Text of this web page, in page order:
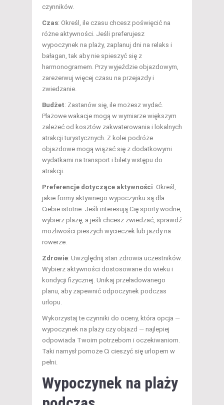
czynników.
Czas: Określ, ile czasu chcesz poświęcić na
różne aktywności. Jeśli preferujesz
wypoczynek na plaży, zaplanuj dni na relaks i
bałagan, tak aby nie spieszyć się z
harmonogramem. Przy wyjeździe objazdowym,
zarezerwuj więcej czasu na przejazdy i
zwiedzanie.
Budżet: Zastanów się, ile możesz wydać.
Plażowe wakacje mogą w wymiarze większym
zależeć od kosztów zakwaterowania i lokalnych
atrakcji turystycznych. Z kolei podróże
objazdowe mogą wiązać się z dodatkowymi
wydatkami na transport i bilety wstępu do
atrakcji.
Preferencje dotyczące aktywności: Określ,
jakie formy aktywnego wypoczynku są dla
Ciebie istotne. Jeśli interesują Cię sporty wodne,
wybierz plażę, a jeśli chcesz zwiedzać, sprawdź
możliwości pieszych wycieczek lub jazdy na
rowerze.
Zdrowie: Uwzględnij stan zdrowia uczestników.
Wybierz aktywności dostosowane do wieku i
kondycji fizycznej. Unikaj przeładowanego
planu, aby zapewnić odpoczynek podczas
urlopu.
Wykorzystaj te czynniki do oceny, która opcja —
wypoczynek na plaży czy objazd — najlepiej
odpowiada Twoim potrzebom i oczekiwaniom.
Taki namysł pomoże Ci cieszyć się urlopem w
pełni.
Wypoczynek na plaży